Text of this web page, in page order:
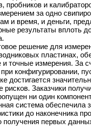
пробников и
за одно
и время, и деньги,
результаты вплоть
решение для
пластинах,
точные измерения. За
конфигурировании,
достигается
рисков. Заказчики
ни один
система обеспечила
до наконечника
получения первых